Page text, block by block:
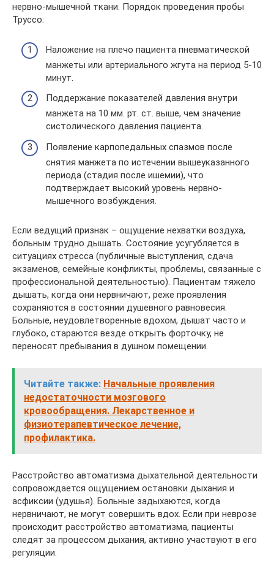
нервно-мышечной ткани. Порядок проведения пробы
Труссо:
Наложение на плечо пациента пневматической
манжеты или артериального жгута на период 5-10
минут.
Поддержание показателей давления внутри
манжета на 10 мм. рт. ст. выше, чем значение
систолического давления пациента.
Появление карпопедальных спазмов после
снятия манжета по истечении вышеуказанного
периода (стадия после ишемии), что
подтверждает высокий уровень нервно-
мышечного возбуждения.
Если ведущий признак – ощущение нехватки воздуха,
больным трудно дышать. Состояние усугубляется в
ситуациях стресса (публичные выступления, сдача
экзаменов, семейные конфликты, проблемы, связанные с
профессиональной деятельностью). Пациентам тяжело
дышать, когда они нервничают, реже проявления
сохраняются в состоянии душевного равновесия.
Больные, неудовлетворенные вдохом, дышат часто и
глубоко, стараются везде открыть форточку, не
переносят пребывания в душном помещении.
Читайте также: Начальные проявления
недостаточности мозгового
кровообращения. Лекарственное и
физиотерапевтическое лечение,
профилактика.
Расстройство автоматизма дыхательной деятельности
сопровождается ощущением остановки дыхания и
асфиксии (удушья). Больные задыхаются, когда
нервничают, не могут совершить вдох. Если при неврозе
происходит расстройство автоматизма, пациенты
следят за процессом дыхания, активно участвуют в его
регуляции.